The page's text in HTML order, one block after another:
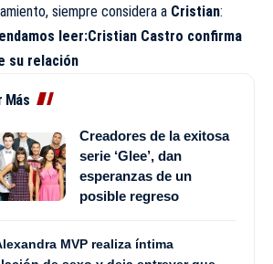
siempre considera a Cristian:
leer:Cristian Castro confirma
su relación
Más
Creadores de la exitosa
serie ‘Glee’, dan
esperanzas de un
posible regreso
MVP realiza íntima